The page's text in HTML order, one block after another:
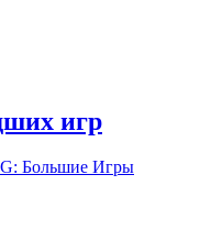
игр
Большие Игры